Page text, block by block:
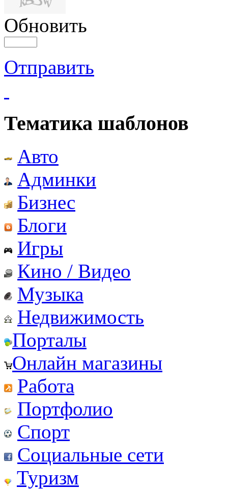
Обновить
Отправить
Тематика шаблонов
Авто
Админки
Бизнес
Блоги
Игры
Кино / Видео
Музыка
Недвижимость
Порталы
Онлайн магазины
Работа
Портфолио
Спорт
Социальные сети
Туризм